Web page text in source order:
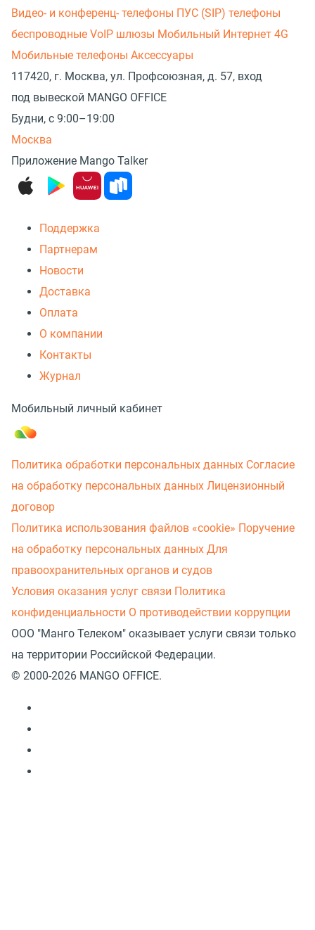
Видео- и конференц- телефоны ПУС (SIP) телефоны
беспроводные VoIP шлюзы Мобильный Интернет 4G
Мобильные телефоны Аксессуары
117420, г. Москва, ул. Профсоюзная, д. 57, вход
под вывеской MANGO OFFICE
Будни, с 9:00–19:00
Москва
Приложение Mango Talker
Поддержка
Партнерам
Новости
Доставка
Оплата
О компании
Контакты
Журнал
Мобильный личный кабинет
Политика обработки персональных данных Согласие
на обработку персональных данных Лицензионный
договор
Политика использования файлов «cookie» Поручение
на обработку персональных данных Для
правоохранительных органов и судов
Условия оказания услуг связи Политика
конфиденциальности О противодействии коррупции
ООО "Манго Телеком" оказывает услуги связи только
на территории Российской Федерации.
© 2000-2026 MANGO OFFICE.